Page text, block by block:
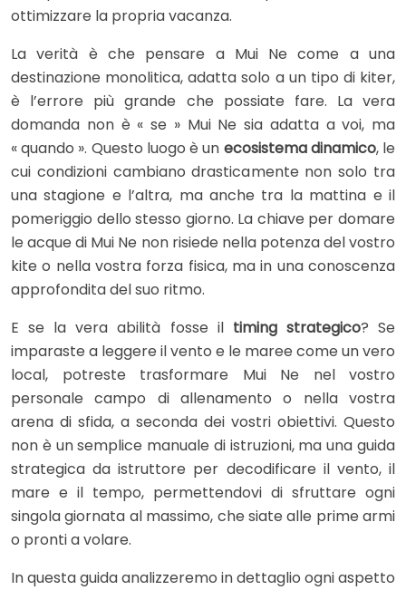
ottimizzare la propria vacanza.
La verità è che pensare a Mui Ne come a una
destinazione monolitica, adatta solo a un tipo di kiter,
è l’errore più grande che possiate fare. La vera
domanda non è « se » Mui Ne sia adatta a voi, ma
« quando ». Questo luogo è un ecosistema dinamico, le
cui condizioni cambiano drasticamente non solo tra
una stagione e l’altra, ma anche tra la mattina e il
pomeriggio dello stesso giorno. La chiave per domare
le acque di Mui Ne non risiede nella potenza del vostro
kite o nella vostra forza fisica, ma in una conoscenza
approfondita del suo ritmo.
E se la vera abilità fosse il timing strategico? Se
imparaste a leggere il vento e le maree come un vero
local, potreste trasformare Mui Ne nel vostro
personale campo di allenamento o nella vostra
arena di sfida, a seconda dei vostri obiettivi. Questo
non è un semplice manuale di istruzioni, ma una guida
strategica da istruttore per decodificare il vento, il
mare e il tempo, permettendovi di sfruttare ogni
singola giornata al massimo, che siate alle prime armi
o pronti a volare.
In questa guida analizzeremo in dettaglio ogni aspetto